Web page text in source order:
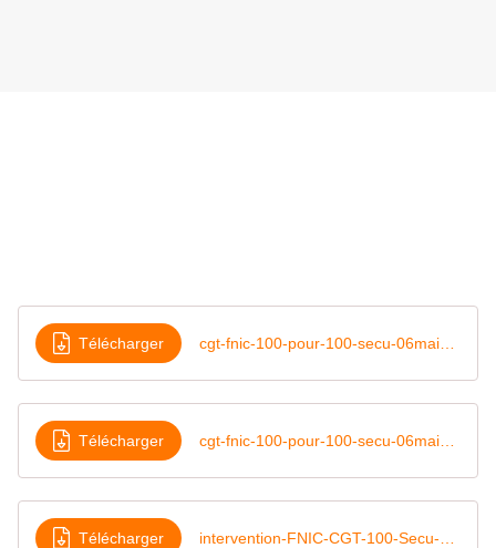
Télécharger
Télécharger
Télécharger